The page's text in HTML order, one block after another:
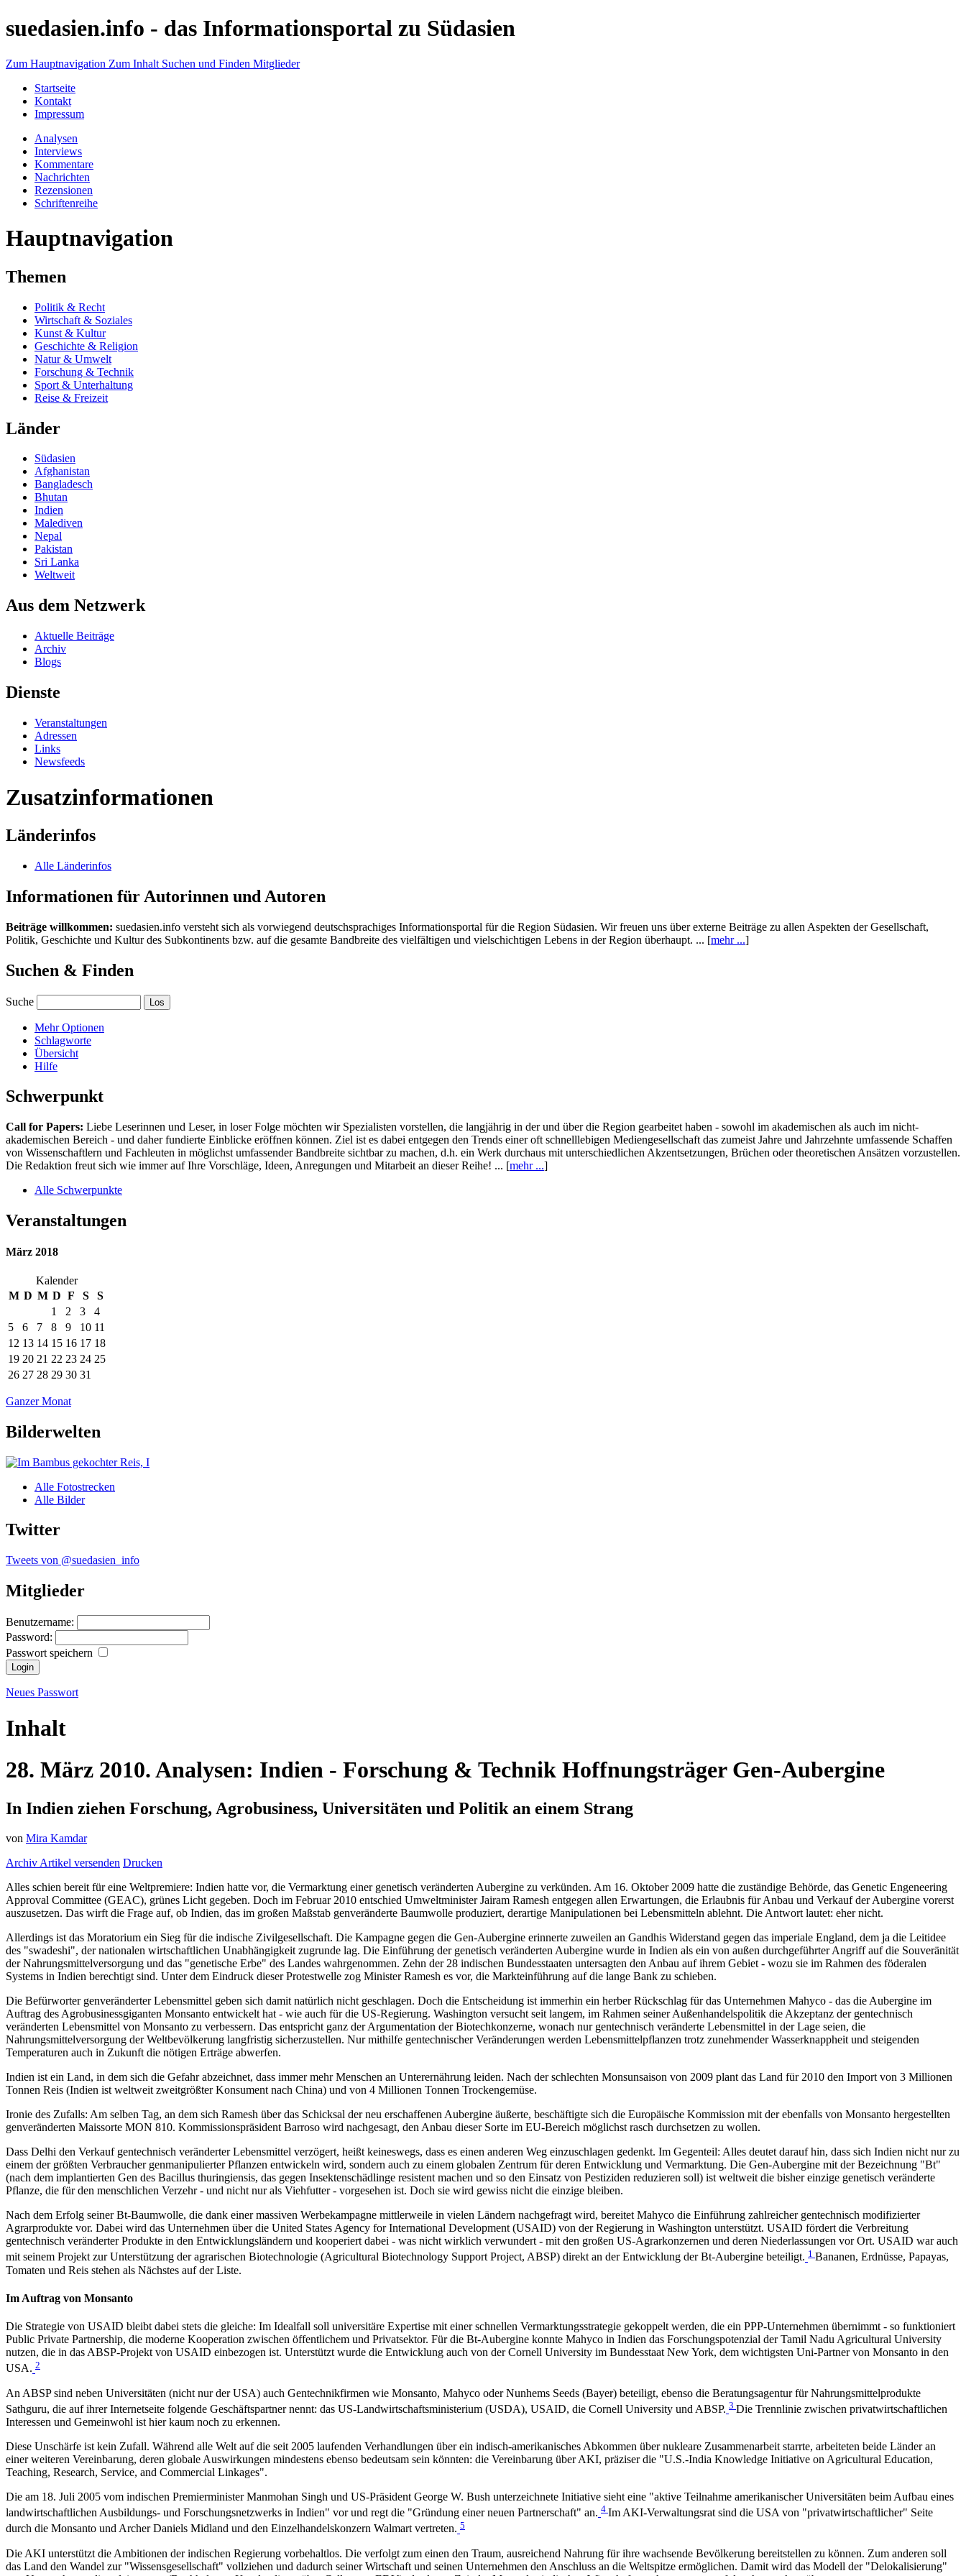
suedasien.info - das Informationsportal zu Südasien
Zum Hauptnavigation Zum Inhalt Suchen und Finden Mitglieder
Startseite
Kontakt
Impressum
Analysen
Interviews
Kommentare
Nachrichten
Rezensionen
Schriftenreihe
Hauptnavigation
Themen
Politik & Recht
Wirtschaft & Soziales
Kunst & Kultur
Geschichte & Religion
Natur & Umwelt
Forschung & Technik
Sport & Unterhaltung
Reise & Freizeit
Länder
Südasien
Afghanistan
Bangladesch
Bhutan
Indien
Malediven
Nepal
Pakistan
Sri Lanka
Weltweit
Aus dem Netzwerk
Aktuelle Beiträge
Archiv
Blogs
Dienste
Veranstaltungen
Adressen
Links
Newsfeeds
Zusatzinformationen
Länderinfos
Alle Länderinfos
Informationen für Autorinnen und Autoren
Beiträge willkommen: suedasien.info versteht sich als vorwiegend deutschsprachiges Informationsportal für die Region Südasien. Wir freuen uns über externe Beiträge zu allen Aspekten der Gesellschaft,
Politik, Geschichte und Kultur des Subkontinents bzw. auf die gesamte Bandbreite des vielfältigen und vielschichtigen Lebens in der Region überhaupt. ... [mehr ...]
Suchen & Finden
Suche
Mehr Optionen
Schlagworte
Übersicht
Hilfe
Schwerpunkt
Call for Papers: Liebe Leserinnen und Leser, in loser Folge möchten wir Spezialisten vorstellen, die langjährig in der und über die Region gearbeitet haben - sowohl im akademischen als auch im nicht-
akademischen Bereich - und daher fundierte Einblicke eröffnen können. Ziel ist es dabei entgegen den Trends einer oft schnelllebigen Mediengesellschaft das zumeist Jahre und Jahrzehnte umfassende Schaffen
von Wissenschaftlern und Fachleuten in möglichst umfassender Bandbreite sichtbar zu machen, d.h. ein Werk durchaus mit unterschiedlichen Akzentsetzungen, Brüchen oder theoretischen Ansätzen vorzustellen.
Die Redaktion freut sich wie immer auf Ihre Vorschläge, Ideen, Anregungen und Mitarbeit an dieser Reihe! ... [mehr ...]
Alle Schwerpunkte
Veranstaltungen
März 2018
Kalender
M D M D F S
S
1
2 3
4
5
6 7 8 9 10 11
12 13 14 15 16 17 18
19 20 21 22 23 24 25
26 27 28 29 30 31
Ganzer Monat
Bilderwelten
Alle Fotostrecken
Alle Bilder
Twitter
Tweets von @suedasien_info
Mitglieder
Benutzername:
Password:
Passwort speichern
Neues Passwort
Inhalt
28. März 2010.Analysen: Indien - Forschung & Technik Hoffnungsträger Gen-Aubergine
In Indien ziehen Forschung, Agrobusiness, Universitäten und Politik an einem Strang
von Mira Kamdar
ArchivArtikel versenden Drucken
Alles schien bereit für eine Weltpremiere: Indien hatte vor, die Vermarktung einer genetisch veränderten Aubergine zu verkünden. Am 16. Oktober 2009 hatte die zuständige Behörde, das Genetic Engeneering
Approval Committee (GEAC), grünes Licht gegeben. Doch im Februar 2010 entschied Umweltminister Jairam Ramesh entgegen allen Erwartungen, die Erlaubnis für Anbau und Verkauf der Aubergine vorerst
auszusetzen. Das wirft die Frage auf, ob Indien, das im großen Maßstab genveränderte Baumwolle produziert, derartige Manipulationen bei Lebensmitteln ablehnt. Die Antwort lautet: eher nicht.
Allerdings ist das Moratorium ein Sieg für die indische Zivilgesellschaft. Die Kampagne gegen die Gen-Aubergine erinnerte zuweilen an Gandhis Widerstand gegen das imperiale England, dem ja die Leitidee
des "swadeshi", der nationalen wirtschaftlichen Unabhängigkeit zugrunde lag. Die Einführung der genetisch veränderten Aubergine wurde in Indien als ein von außen durchgeführter Angriff auf die Souveränität
der Nahrungsmittelversorgung und das "genetische Erbe" des Landes wahrgenommen. Zehn der 28 indischen Bundesstaaten untersagten den Anbau auf ihrem Gebiet - wozu sie im Rahmen des föderalen
Systems in Indien berechtigt sind. Unter dem Eindruck dieser Protestwelle zog Minister Ramesh es vor, die Markteinführung auf die lange Bank zu schieben.
Die Befürworter genveränderter Lebensmittel geben sich damit natürlich nicht geschlagen. Doch die Entscheidung ist immerhin ein herber Rückschlag für das Unternehmen Mahyco - das die Aubergine im
Auftrag des Agrobusinessgiganten Monsanto entwickelt hat - wie auch für die US-Regierung. Washington versucht seit langem, im Rahmen seiner Außenhandelspolitik die Akzeptanz der gentechnisch
veränderten Lebensmittel von Monsanto zu verbessern. Das entspricht ganz der Argumentation der Biotechkonzerne, wonach nur gentechnisch veränderte Lebensmittel in der Lage seien, die
Nahrungsmittelversorgung der Weltbevölkerung langfristig sicherzustellen. Nur mithilfe gentechnischer Veränderungen werden Lebensmittelpflanzen trotz zunehmender Wasserknappheit und steigenden
Temperaturen auch in Zukunft die nötigen Erträge abwerfen.
Indien ist ein Land, in dem sich die Gefahr abzeichnet, dass immer mehr Menschen an Unterernährung leiden. Nach der schlechten Monsunsaison von 2009 plant das Land für 2010 den Import von 3 Millionen
Tonnen Reis (Indien ist weltweit zweitgrößter Konsument nach China) und von 4 Millionen Tonnen Trockengemüse.
Ironie des Zufalls: Am selben Tag, an dem sich Ramesh über das Schicksal der neu erschaffenen Aubergine äußerte, beschäftigte sich die Europäische Kommission mit der ebenfalls von Monsanto hergestellten
genveränderten Maissorte MON 810. Kommissionspräsident Barroso wird nachgesagt, den Anbau dieser Sorte im EU-Bereich möglichst rasch durchsetzen zu wollen.
Dass Delhi den Verkauf gentechnisch veränderter Lebensmittel verzögert, heißt keineswegs, dass es einen anderen Weg einzuschlagen gedenkt. Im Gegenteil: Alles deutet darauf hin, dass sich Indien nicht nur zu
einem der größten Verbraucher genmanipulierter Pflanzen entwickeln wird, sondern auch zu einem globalen Zentrum für deren Entwicklung und Vermarktung. Die Gen-Aubergine mit der Bezeichnung "Bt"
(nach dem implantierten Gen des Bacillus thuringiensis, das gegen Insektenschädlinge resistent machen und so den Einsatz von Pestiziden reduzieren soll) ist weltweit die bisher einzige genetisch veränderte
Pflanze, die für den menschlichen Verzehr - und nicht nur als Viehfutter - vorgesehen ist. Doch sie wird gewiss nicht die einzige bleiben.
Nach dem Erfolg seiner Bt-Baumwolle, die dank einer massiven Werbekampagne mittlerweile in vielen Ländern nachgefragt wird, bereitet Mahyco die Einführung zahlreicher gentechnisch modifizierter
Agrarprodukte vor. Dabei wird das Unternehmen über die United States Agency for International Development (USAID) von der Regierung in Washington unterstützt. USAID fördert die Verbreitung
gentechnisch veränderter Produkte in den Entwicklungsländern und kooperiert dabei - was nicht wirklich verwundert - mit den großen US-Agrarkonzernen und deren Niederlassungen vor Ort. USAID war auch
mit seinem Projekt zur Unterstützung der agrarischen Biotechnologie (Agricultural Biotechnology Support Project, ABSP) direkt an der Entwicklung der Bt-Aubergine beteiligt. 1 Bananen, Erdnüsse, Papayas,
Tomaten und Reis stehen als Nächstes auf der Liste.
Im Auftrag von Monsanto
Die Strategie von USAID bleibt dabei stets die gleiche: Im Idealfall soll universitäre Expertise mit einer schnellen Vermarktungsstrategie gekoppelt werden, die ein PPP-Unternehmen übernimmt - so funktioniert
Public Private Partnership, die moderne Kooperation zwischen öffentlichem und Privatsektor. Für die Bt-Aubergine konnte Mahyco in Indien das Forschungspotenzial der Tamil Nadu Agricultural University
nutzen, die in das ABSP-Projekt von USAID einbezogen ist. Unterstützt wurde die Entwicklung auch von der Cornell University im Bundesstaat New York, dem wichtigsten Uni-Partner von Monsanto in den
USA. 2
An ABSP sind neben Universitäten (nicht nur der USA) auch Gentechnikfirmen wie Monsanto, Mahyco oder Nunhems Seeds (Bayer) beteiligt, ebenso die Beratungsagentur für Nahrungsmittelprodukte
Sathguru, die auf ihrer Internetseite folgende Geschäftspartner nennt: das US-Landwirtschaftsministerium (USDA), USAID, die Cornell University und ABSP. 3 Die Trennlinie zwischen privatwirtschaftlichen
Interessen und Gemeinwohl ist hier kaum noch zu erkennen.
Diese Unschärfe ist kein Zufall. Während alle Welt auf die seit 2005 laufenden Verhandlungen über ein indisch-amerikanisches Abkommen über nukleare Zusammenarbeit starrte, arbeiteten beide Länder an
einer weiteren Vereinbarung, deren globale Auswirkungen mindestens ebenso bedeutsam sein könnten: die Vereinbarung über AKI, präziser die "U.S.-India Knowledge Initiative on Agricultural Education,
Teaching, Research, Service, and Commercial Linkages".
Die am 18. Juli 2005 vom indischen Premierminister Manmohan Singh und US-Präsident George W. Bush unterzeichnete Initiative sieht eine "aktive Teilnahme amerikanischer Universitäten beim Aufbau eines
landwirtschaftlichen Ausbildungs- und Forschungsnetzwerks in Indien" vor und regt die "Gründung einer neuen Partnerschaft" an. 4 Im AKI-Verwaltungsrat sind die USA von "privatwirtschaftlicher" Seite
durch die Monsanto und Archer Daniels Midland und den Einzelhandelskonzern Walmart vertreten. 5
Die AKI unterstützt die Ambitionen der indischen Regierung vorbehaltlos. Die verfolgt zum einen den Traum, ausreichend Nahrung für ihre wachsende Bevölkerung bereitstellen zu können. Zum anderen soll
das Land den Wandel zur "Wissensgesellschaft" vollziehen und dadurch seiner Wirtschaft und seinen Unternehmen den Anschluss an die Weltspitze ermöglichen. Damit wird das Modell der "Delokalisierung"